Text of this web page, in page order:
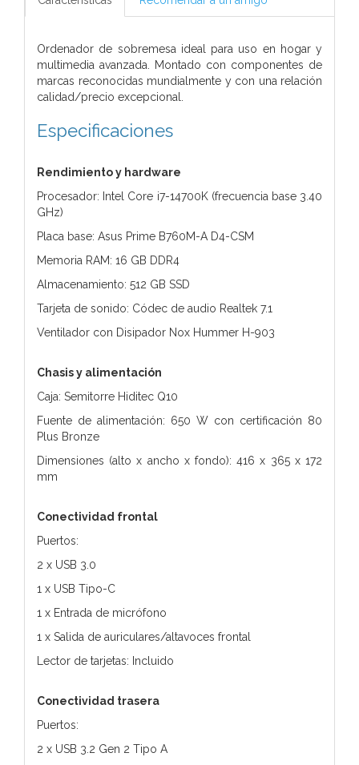
Ordenador de sobremesa ideal para uso en hogar y
multimedia avanzada. Montado con componentes de
marcas reconocidas mundialmente y con una relación
calidad/precio excepcional.
Especificaciones
Rendimiento y hardware
Procesador: Intel Core i7-14700K (frecuencia base 3.40
GHz)
Placa base: Asus Prime B760M-A D4-CSM
Memoria RAM: 16 GB DDR4
Almacenamiento: 512 GB SSD
Tarjeta de sonido: Códec de audio Realtek 7.1
Ventilador con Disipador Nox Hummer H-903
Chasis y alimentación
Caja: Semitorre Hiditec Q10
Fuente de alimentación: 650 W con certificación 80
Plus Bronze
Dimensiones (alto x ancho x fondo): 416 x 365 x 172
mm
Conectividad frontal
Puertos:
2 x USB 3.0
1 x USB Tipo-C
1 x Entrada de micrófono
1 x Salida de auriculares/altavoces frontal
Lector de tarjetas: Incluido
Conectividad trasera
Puertos:
2 x USB 3.2 Gen 2 Tipo A